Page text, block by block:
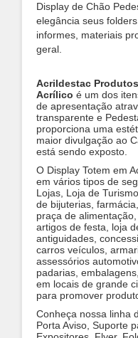
Display de Chão
elegância seus
informes, materiais
geral.
Acrildestac
Acrílico é um dos
de apresentação
transparente e
proporciona uma
maior divulgação ao
está sendo exposto.
O Display Totem em
em vários tipos de
Lojas, Loja de
de bijuterias,
praça de
artigos de festa, loja
antiguidades,
carros veículos,
assessórios
padarias,
em locais de grande
para promover
Conheça nossa linha
Porta Aviso, Suporte